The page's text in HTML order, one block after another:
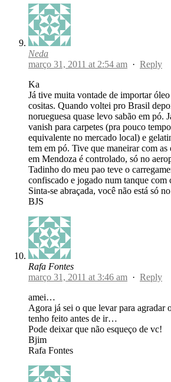
Neda
março 31, 2011 at 2:54 am · Reply
Ka
Já tive muita vontade de importar
cositas. Quando voltei pro Brasil
norueguesa quase levo sabão em pó.
vanish para carpetes (pra pouco
equivalente no mercado local) e
tem em pó. Tive que maneirar com as
em Mendoza é controlado, só no
Tadinho do meu pao teve o
confiscado e jogado num tanque com
Sinta-se abraçada, você não está só
BJS
Rafa Fontes
março 31, 2011 at 3:46 am · Reply
amei…
Agora já sei o que levar para agradar
tenho feito antes de ir…
Pode deixar que não esqueço de vc!
Bjim
Rafa Fontes